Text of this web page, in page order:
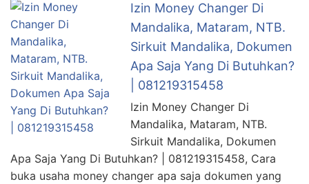
Izin Money Changer Di
Mandalika, Mataram, NTB.
Sirkuit Mandalika, Dokumen
Apa Saja Yang Di Butuhkan?
| 081219315458
Izin Money Changer Di
Mandalika, Mataram, NTB.
Sirkuit Mandalika, Dokumen
Apa Saja Yang Di Butuhkan? | 081219315458, Cara
buka usaha money changer apa saja dokumen yang